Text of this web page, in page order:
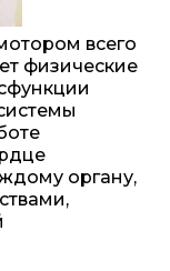
всего
физические
органу,